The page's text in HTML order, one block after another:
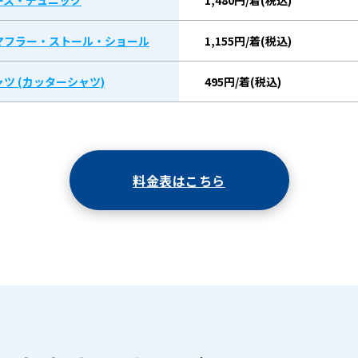
フラー・ストール・ショール 1,155円/着(税込)
ツ (カッターシャツ) 495円/着(税込)
料金表はこちら